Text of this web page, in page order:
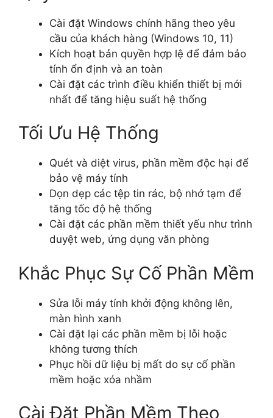
Cài đặt Windows chính hãng theo yêu
cầu của khách hàng (Windows 10, 11)
Kích hoạt bản quyền hợp lệ để đảm bảo
tính ổn định và an toàn
Cài đặt các trình điều khiển thiết bị mới
nhất để tăng hiệu suất hệ thống
Tối Ưu Hệ Thống
Quét và diệt virus, phần mềm độc hại để
bảo vệ máy tính
Dọn dẹp các tệp tin rác, bộ nhớ tạm để
tăng tốc độ hệ thống
Cài đặt các phần mềm thiết yếu như trình
duyệt web, ứng dụng văn phòng
Khắc Phục Sự Cố Phần Mềm
Sửa lỗi máy tính khởi động không lên,
màn hình xanh
Cài đặt lại các phần mềm bị lỗi hoặc
không tương thích
Phục hồi dữ liệu bị mất do sự cố phần
mềm hoặc xóa nhầm
Cài Đặt Phần Mềm Theo